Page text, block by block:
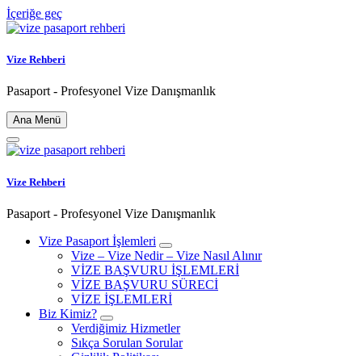
İçeriğe geç
Vize Rehberi
Pasaport - Profesyonel Vize Danışmanlık
Ana Menü
Vize Rehberi
Pasaport - Profesyonel Vize Danışmanlık
Vize Pasaport İşlemleri
Vize – Vize Nedir – Vize Nasıl Alınır
VİZE BAŞVURU İŞLEMLERİ
VİZE BAŞVURU SÜRECİ
VİZE İŞLEMLERİ
Biz Kimiz?
Verdiğimiz Hizmetler
Sıkça Sorulan Sorular